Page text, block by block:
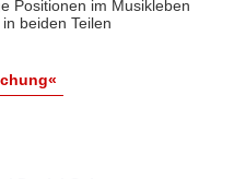
Positionen im Musikleben
beiden Teilen